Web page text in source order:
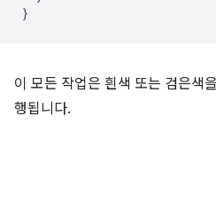
}
이 모든 작업은 흰색 또는 검은색
행됩니다.